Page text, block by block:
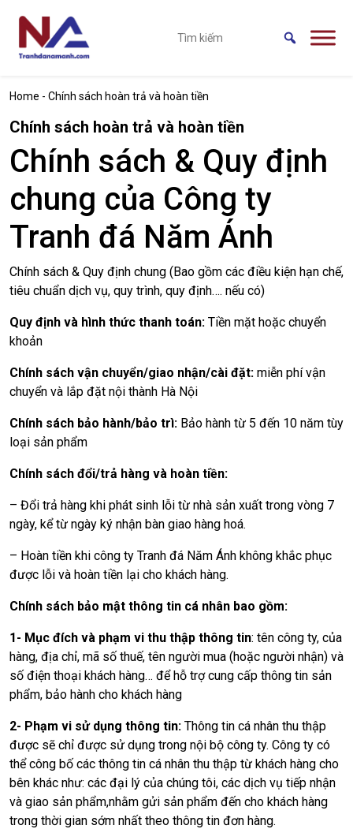
Home - Chính sách hoàn trả và hoàn tiền
Chính sách hoàn trả và hoàn tiền
Chính sách & Quy định
chung của Công ty
Tranh đá Năm Ánh
Chính sách & Quy định chung (Bao gồm các điều kiện hạn chế,
tiêu chuẩn dịch vụ, quy trình, quy định…. nếu có)
Quy định và hình thức thanh toán: Tiền mặt hoặc chuyển
khoản
Chính sách vận chuyển/giao nhận/cài đặt: miễn phí vận
chuyển và lắp đặt nội thành Hà Nội
Chính sách bảo hành/bảo trì: Bảo hành từ 5 đến 10 năm tùy
loại sản phẩm
Chính sách đổi/trả hàng và hoàn tiền:
– Đổi trả hàng khi phát sinh lỗi từ nhà sản xuất trong vòng 7
ngày, kể từ ngày ký nhận bàn giao hàng hoá.
– Hoàn tiền khi công ty Tranh đá Năm Ánh không khắc phục
được lỗi và hoàn tiền lại cho khách hàng.
Chính sách bảo mật thông tin cá nhân bao gồm:
1- Mục đích và phạm vi thu thập thông tin: tên công ty, của
hàng, địa chỉ, mã số thuế, tên người mua (hoặc người nhận) và
số điện thoại khách hàng… để hỗ trợ cung cấp thông tin sản
phẩm, bảo hành cho khách hàng
2- Phạm vi sử dụng thông tin: Thông tin cá nhân thu thập
được sẽ chỉ được sử dụng trong nội bộ công ty. Công ty có
thể công bố các thông tin cá nhân thu thập từ khách hàng cho
bên khác như: các đại lý của chúng tôi, các dịch vụ tiếp nhận
và giao sản phẩm,nhằm gửi sản phẩm đến cho khách hàng
trong thời gian sớm nhất theo thông tin đơn hàng.